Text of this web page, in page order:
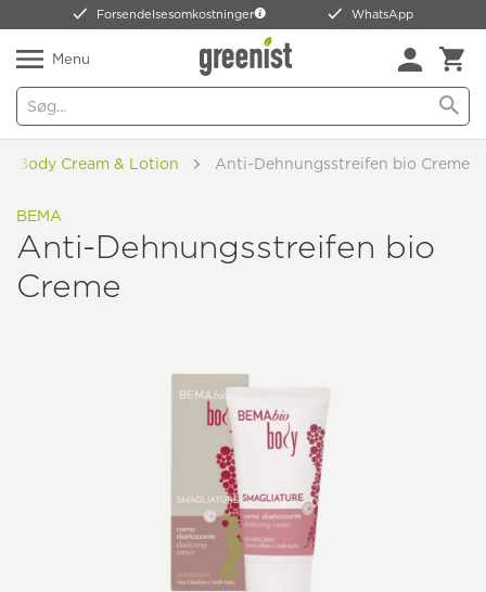
Forsendelsesomkostninger WhatsApp
Menu
Body Cream & Lotion Anti-Dehnungsstreifen bio Creme
BEMA
Anti-Dehnungsstreifen bio
Creme